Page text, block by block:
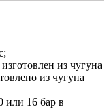
из чугуна
из чугуна
или 16 бар в